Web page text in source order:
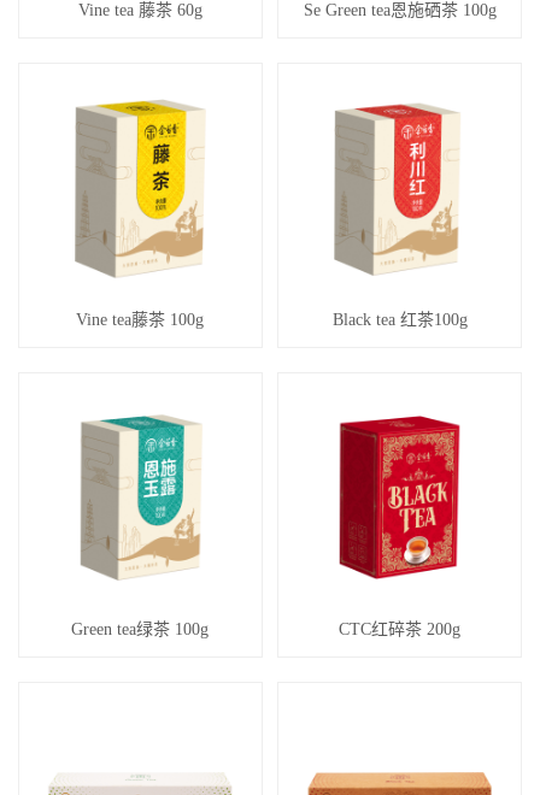
Vine tea 藤茶 60g Se Green tea恩施硒茶 100g
Vine tea藤茶 100g Black tea 红茶100g
Green tea绿茶 100g CTC红碎茶 200g